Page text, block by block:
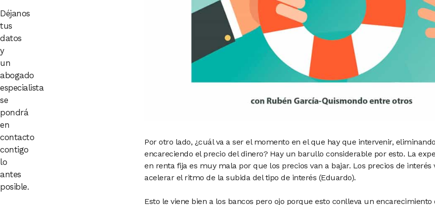
Por otro lado, ¿cuál va a ser el momento en el que hay que intervenir,
encareciendo el precio del dinero? Hay un barullo considerable por esto. La
en renta fija es muy mala por que los precios van a bajar. Los precios de interés
acelerar el ritmo de la subida del tipo de interés (Eduardo).
Esto le viene bien a los bancos pero ojo porque esto conlleva un
Déjanos
tus
datos
y
un
abogado
especialista
se
pondrá
en
contacto
contigo
lo
antes
posible.